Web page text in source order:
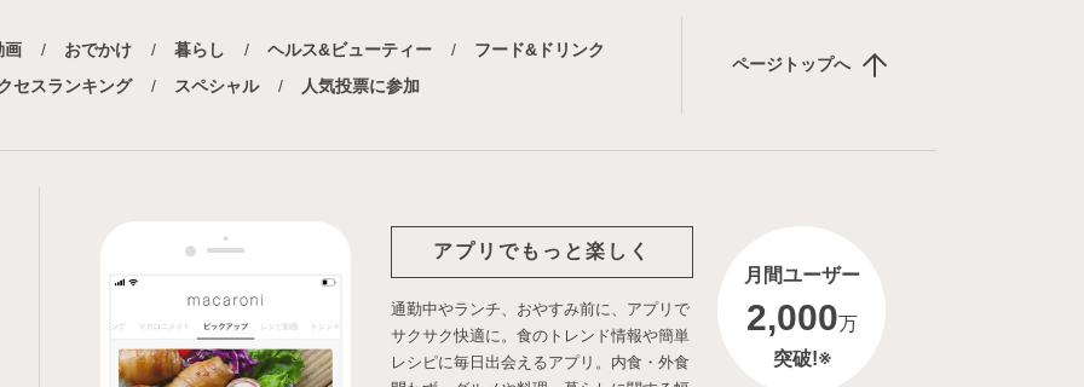
画 おでかけ 暮らし ヘルス&ビューティー
フード&ドリンク
セスランキング
スペシャル 人気投票に参加
ページトップへ
アプリでもっと楽しく
通勤中やランチ、おやすみ前に、アプリで
サクサク快適に。食のトレンド情報や簡単
レシピに毎日出会えるアプリ。内食・外食
月間ユーザー
2,000万
突破!※